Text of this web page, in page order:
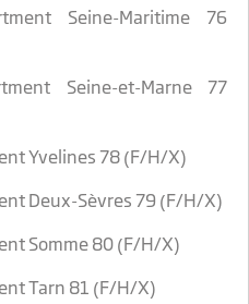
Seine-Maritime 76
Seine-et-Marne 77
Yvelines 78 (F/H/X)
Deux-Sèvres 79 (F/H/X)
Somme 80 (F/H/X)
Tarn 81 (F/H/X)